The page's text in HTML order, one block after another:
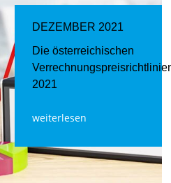
DEZEMBER 2021
Die österreichischen
2021
weiterlesen